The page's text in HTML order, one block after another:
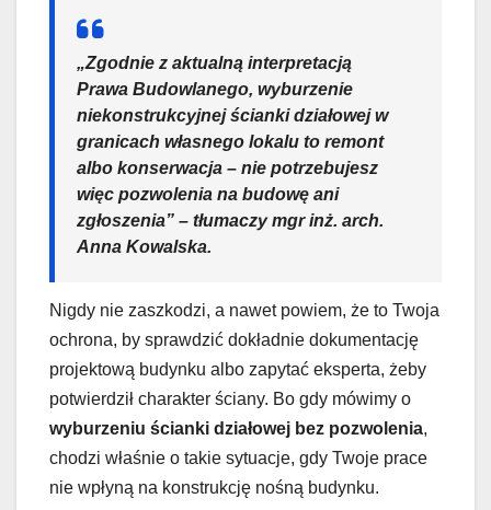
„Zgodnie z aktualną interpretacją
Prawa Budowlanego, wyburzenie
niekonstrukcyjnej ścianki działowej w
granicach własnego lokalu to remont
albo konserwacja – nie potrzebujesz
więc pozwolenia na budowę ani
zgłoszenia” – tłumaczy mgr inż. arch.
Anna Kowalska.
Nigdy nie zaszkodzi, a nawet powiem, że to Twoja
ochrona, by sprawdzić dokładnie dokumentację
projektową budynku albo zapytać eksperta, żeby
potwierdził charakter ściany. Bo gdy mówimy o
wyburzeniu ścianki działowej bez pozwolenia,
chodzi właśnie o takie sytuacje, gdy Twoje prace
nie wpłyną na konstrukcję nośną budynku.